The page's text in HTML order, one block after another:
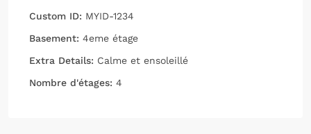
Custom ID: MYID-1234
Basement: 4eme étage
Extra Details: Calme et ensoleillé
Nombre d'étages: 4